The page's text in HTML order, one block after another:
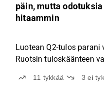
päin, mutta odotuksia
hitaammin
Luotean Q2-tulos
Ruotsin tuloskäänteen
11 tykkää 3ei